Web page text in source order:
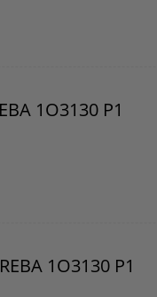
1O3130 P1
1O3130 P1